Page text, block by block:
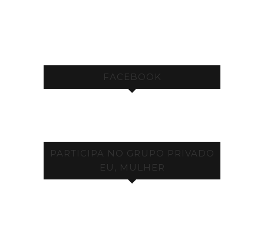
FACEBOOK
PARTICIPA NO GRUPO PRIVADO
EU, MULHER